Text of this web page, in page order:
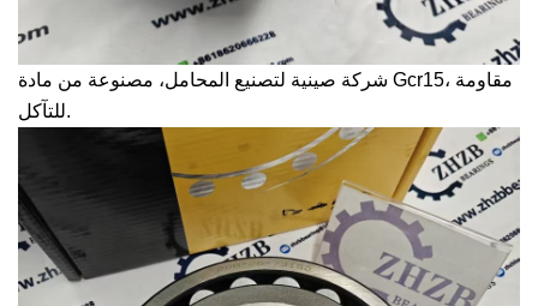
شركة صينية لتصنيع المحامل، مصنوعة من مادة Gcr15، مقاومة
للتآكل.